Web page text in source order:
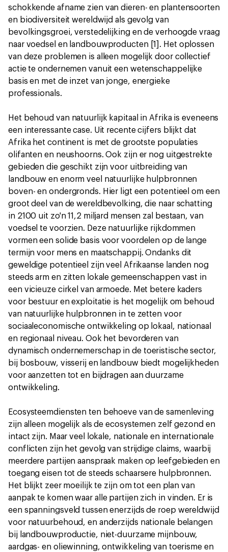
schokkende afname zien van dieren- en plantensoorten
en biodiversiteit wereldwijd als gevolg van
bevolkingsgroei, verstedelijking en de verhoogde vraag
naar voedsel en landbouwproducten [1]. Het oplossen
van deze problemen is alleen mogelijk door collectief
actie te ondernemen vanuit een wetenschappelijke
basis en met de inzet van jonge, energieke
professionals.
Het behoud van natuurlijk kapitaal in Afrika is eveneens
een interessante case. Uit recente cijfers blijkt dat
Afrika het continent is met de grootste populaties
olifanten en neushoorns. Ook zijn er nog uitgestrekte
gebieden die geschikt zijn voor uitbreiding van
landbouw en enorm veel natuurlijke hulpbronnen
boven- en ondergronds. Hier ligt een potentieel om een
groot deel van de wereldbevolking, die naar schatting
in 2100 uit zo'n 11,2 miljard mensen zal bestaan, van
voedsel te voorzien. Deze natuurlijke rijkdommen
vormen een solide basis voor voordelen op de lange
termijn voor mens en maatschappij. Ondanks dit
geweldige potentieel zijn veel Afrikaanse landen nog
steeds arm en zitten lokale gemeenschappen vast in
een vicieuze cirkel van armoede. Met betere kaders
voor bestuur en exploitatie is het mogelijk om behoud
van natuurlijke hulpbronnen in te zetten voor
sociaaleconomische ontwikkeling op lokaal, nationaal
en regionaal niveau. Ook het bevorderen van
dynamisch ondernemerschap in de toeristische sector,
bij bosbouw, visserij en landbouw biedt mogelijkheden
voor aanzetten tot en bijdragen aan duurzame
ontwikkeling.
Ecosysteemdiensten ten behoeve van de samenleving
zijn alleen mogelijk als de ecosystemen zelf gezond en
intact zijn. Maar veel lokale, nationale en internationale
conflicten zijn het gevolg van strijdige claims, waarbij
meerdere partijen aanspraak maken op leefgebieden en
toegang eisen tot de steeds schaarsere hulpbronnen.
Het blijkt zeer moeilijk te zijn om tot een plan van
aanpak te komen waar alle partijen zich in vinden. Er is
een spanningsveld tussen enerzijds de roep wereldwijd
voor natuurbehoud, en anderzijds nationale belangen
bij landbouwproductie, niet-duurzame mijnbouw,
aardgas- en oliewinning, ontwikkeling van toerisme en